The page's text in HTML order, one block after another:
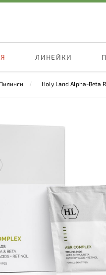
ЛИНЕЙКИ
Пилинги Holy Land Alpha-Beta